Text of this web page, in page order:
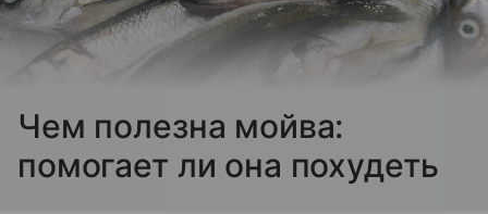
Чем полезна мойва:
помогает ли она похудеть